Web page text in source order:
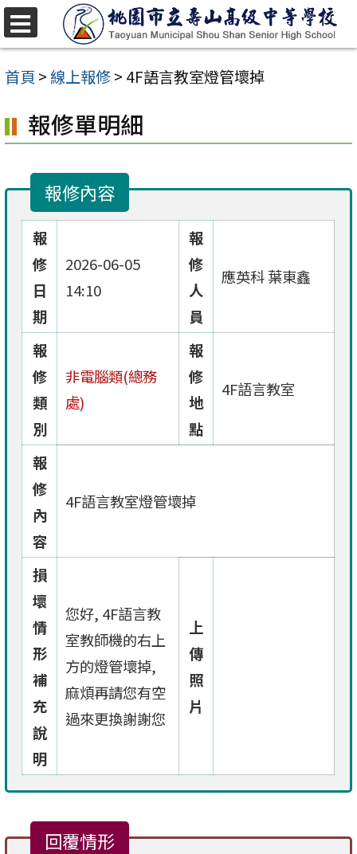
跳
至
主
內
容
首頁 >線上報修> 4F語言教室燈管壞掉
報修單明細
報修內容
報
修
日
期
2026-06-05
14:10
報
修
人
員
應英科 葉東鑫
報
修
類
別
非電腦類(總務
處)
報
修
地
點
4F語言教室
報
修
內
容
4F語言教室燈管壞掉
損
壞
情
形
補
充
說
明
您好, 4F語言教
室教師機的右上
方的燈管壞掉,
麻煩再請您有空
過來更換謝謝您
上
傳
照
片
回覆情形
選
單